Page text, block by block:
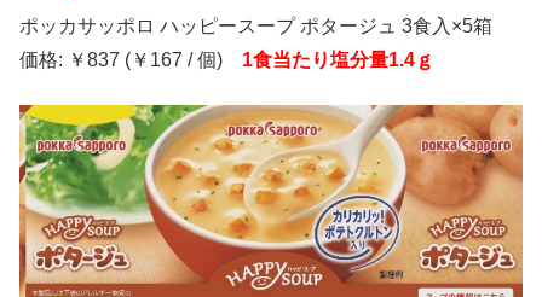
ポッカサッポロ ハッピースープ ポタージュ 3食入×5箱
価格: ￥837 (￥167 / 個) 1食当たり塩分量1.4ｇ